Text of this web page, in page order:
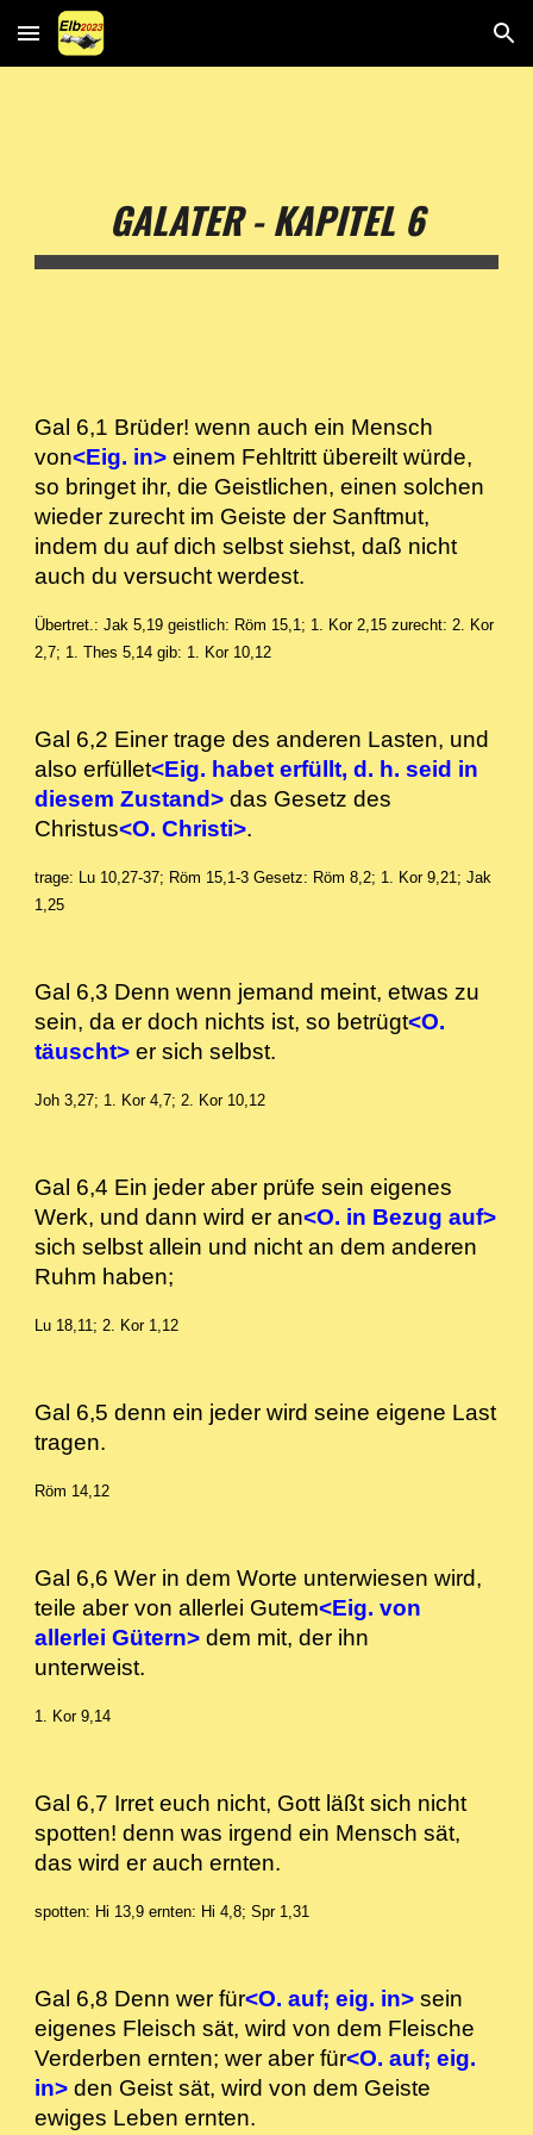
Skip to main content Skip to navigation
GALATER - KAPITEL 6
Gal 6,1 Brüder! wenn auch ein Mensch
von<Eig. in> einem Fehltritt übereilt würde,
so bringet ihr, die Geistlichen, einen solchen
wieder zurecht im Geiste der Sanftmut,
indem du auf dich selbst siehst, daß nicht
auch du versucht werdest.
Übertret.: Jak 5,19 geistlich: Röm 15,1; 1. Kor 2,15 zurecht: 2. Kor
2,7; 1. Thes 5,14 gib: 1. Kor 10,12
Gal 6,2 Einer trage des anderen Lasten, und
also erfüllet<Eig. habet erfüllt, d. h. seid in
diesem Zustand> das Gesetz des
Christus<O. Christi>.
trage: Lu 10,27-37; Röm 15,1-3 Gesetz: Röm 8,2; 1. Kor 9,21; Jak
1,25
Gal 6,3 Denn wenn jemand meint, etwas zu
sein, da er doch nichts ist, so betrügt<O.
täuscht> er sich selbst.
Joh 3,27; 1. Kor 4,7; 2. Kor 10,12
Gal 6,4 Ein jeder aber prüfe sein eigenes
Werk, und dann wird er an<O. in Bezug auf>
sich selbst allein und nicht an dem anderen
Ruhm haben;
Lu 18,11; 2. Kor 1,12
Gal 6,5 denn ein jeder wird seine eigene Last
tragen.
Röm 14,12
Gal 6,6 Wer in dem Worte unterwiesen wird,
teile aber von allerlei Gutem<Eig. von
allerlei Gütern> dem mit, der ihn
unterweist.
1. Kor 9,14
Gal 6,7 Irret euch nicht, Gott läßt sich nicht
spotten! denn was irgend ein Mensch sät,
das wird er auch ernten.
spotten: Hi 13,9 ernten: Hi 4,8; Spr 1,31
Gal 6,8 Denn wer für<O. auf; eig. in> sein
eigenes Fleisch sät, wird von dem Fleische
Verderben ernten; wer aber für<O. auf; eig.
in> den Geist sät, wird von dem Geiste
ewiges Leben ernten.